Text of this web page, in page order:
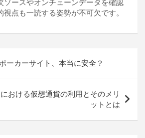
ソースやオンチェーンデータを確認
視点も一読する姿勢が不可欠です。
ーカーサイト、本当に安全？
おける仮想通貨の利用とそのメリ
ットとは